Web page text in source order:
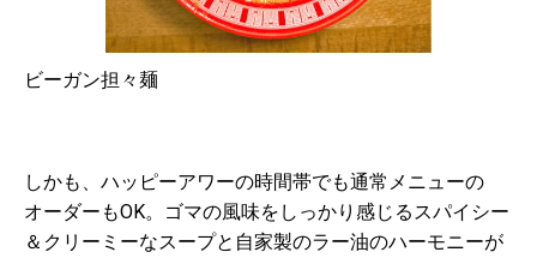
ビーガン担々麺
しかも、ハッピーアワーの時間帯でも通常メニューの
オーダーもOK。ゴマの風味をしっかり感じるスパイシー
＆クリーミーなスープと自家製のラー油のハーモニーが